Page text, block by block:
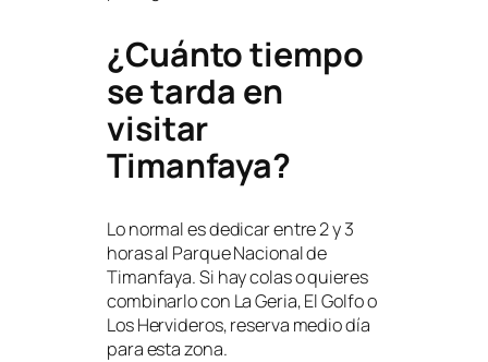
¿Cuánto tiempo
se tarda en
visitar
Timanfaya?
Lo normal es dedicar entre 2 y 3
horas al Parque Nacional de
Timanfaya. Si hay colas o quieres
combinarlo con La Geria, El Golfo o
Los Hervideros, reserva medio día
para esta zona.